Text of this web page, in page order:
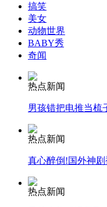
女孩北京地铁殴打
无痛分娩是否安全
外交部：有关国家
安徽一实载49人客
搞笑
美女
动物世界
BABY秀
奇闻
热点新闻
男孩错把电推当梳
热点新闻
真心醉倒!国外神
热点新闻